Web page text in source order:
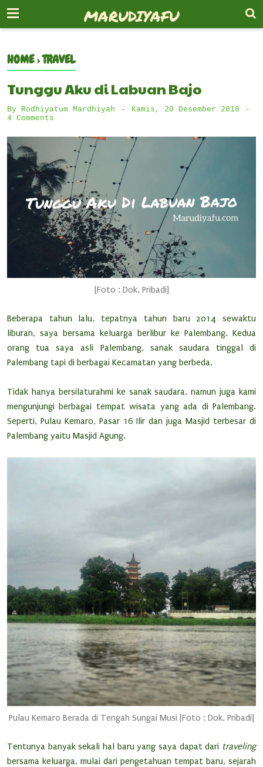
MARUDIYAFU
HOME›TRAVEL
Tunggu Aku di Labuan Bajo
By Rodhiyatum Mardhiyah
Kamis, 20 Desember 2018
4 Comments
[Foto : Dok. Pribadi]
Beberapa tahun lalu, tepatnya tahun baru 2014 sewaktu
liburan, saya bersama keluarga berlibur ke Palembang. Kedua
orang tua saya asli Palembang, sanak saudara tinggal di
Palembang tapi di berbagai Kecamatan yang berbeda.
Tidak hanya bersilaturahmi ke sanak saudara, namun juga kami
mengunjungi berbagai tempat wisata yang ada di Palembang.
Seperti, Pulau Kemaro, Pasar 16 Ilir dan juga Masjid terbesar di
Palembang yaitu Masjid Agung.
Pulau Kemaro Berada di Tengah Sungai Musi [Foto : Dok. Pribadi]
Tentunya banyak sekali hal baru yang saya dapat dari traveling
bersama keluarga, mulai dari pengetahuan tempat baru, sejarah